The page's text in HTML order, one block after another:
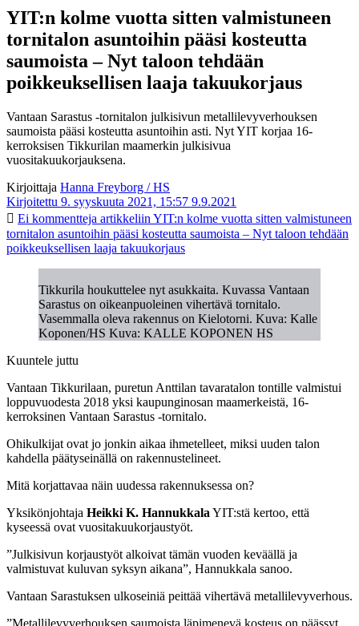
YIT:n kolme vuotta sitten valmistuneen
tornitalon asuntoihin pääsi kosteutta
saumoista – Nyt taloon tehdään
poikkeuksellisen laaja takuukorjaus
Vantaan Sarastus -tornitalon julkisivun metallilevyverhouksen
saumoista pääsi kosteutta asuntoihin asti. Nyt YIT korjaa 16-
kerroksisen Tikkurilan maamerkin julkisivua
vuositakuukorjauksena.
Kirjoittaja Hanna Freyborg / HS
Kirjoitettu 9. syyskuuta 2021, 15:57 9.9.2021
Ei kommentteja artikkeliin YIT:n kolme vuotta sitten valmistuneen
tornitalon asuntoihin pääsi kosteutta saumoista – Nyt taloon tehdään
poikkeuksellisen laaja takuukorjaus
Tikkurila houkuttelee nyt asukkaita. Kuvassa Vantaan
Sarastus on oikeanpuoleinen vihertävä tornitalo.
Vasemmalla oleva rakennus on Kielotorni. Kuva: Kalle
Koponen/HS Kuva: KALLE KOPONEN HS
Kuuntele juttu
Vantaan Tikkurilaan, puretun Anttilan tavaratalon tontille valmistui
loppuvuodesta 2018 yksi kaupunginosan maamerkeistä, 16-
kerroksinen Vantaan Sarastus -tornitalo.
Ohikulkijat ovat jo jonkin aikaa ihmetelleet, miksi uuden talon
kahdella päätyseinällä on rakennustelineet.
Mitä korjattavaa näin uudessa rakennuksessa on?
Yksikönjohtaja Heikki K. Hannukkala YIT:stä kertoo, että
kyseessä ovat vuositakuukorjaustyöt.
”Julkisivun korjaustyöt alkoivat tämän vuoden keväällä ja
valmistuvat kuluvan syksyn aikana”, Hannukkala sanoo.
Vantaan Sarastuksen ulkoseiniä peittää vihertävä metallilevyverhous.
”Metallilevyverhouksen saumoista läpimenevä kosteus on päässyt